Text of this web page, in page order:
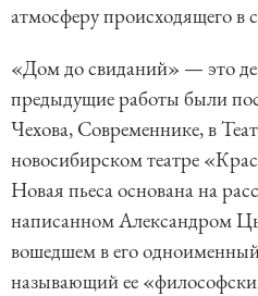
атмосферу происходящего в
«Дом до свиданий» — это
предыдущие работы были
Чехова, Современнике, в
новосибирском театре
Новая пьеса основана на
написанном Александром
вошедшем в его
называющий ее